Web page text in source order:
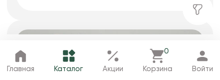
Главная Каталог Избранное Корзина Профиль
Главная Каталог Акции
0
Корзина Войти